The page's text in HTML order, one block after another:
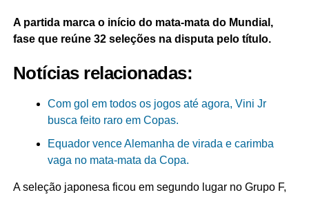
A partida marca o início do mata-mata do Mundial,
fase que reúne 32 seleções na disputa pelo título.
Notícias relacionadas:
Com gol em todos os jogos até agora, Vini Jr
busca feito raro em Copas.
Equador vence Alemanha de virada e carimba
vaga no mata-mata da Copa.
A seleção japonesa ficou em segundo lugar no Grupo F,